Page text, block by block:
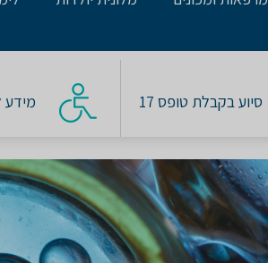
סיוע בקבלת טופס 17 מידע